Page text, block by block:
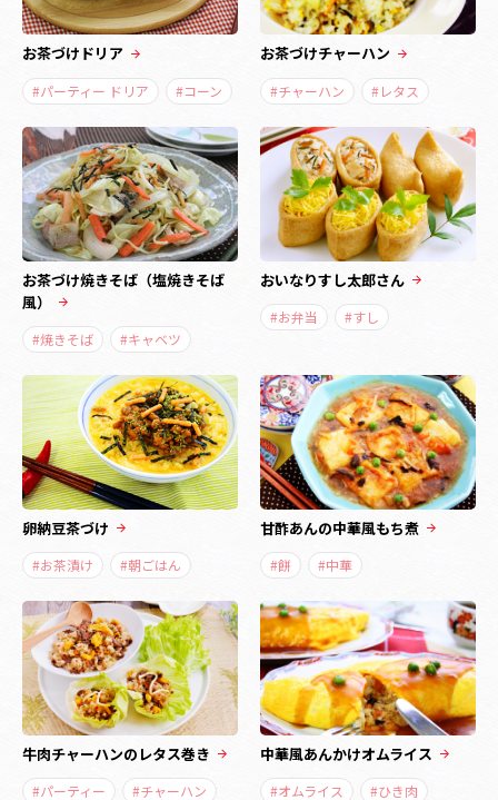
お茶づけドリア
#パーティー ドリア #コーン
お茶づけチャーハン
#チャーハン #レタス
お茶づけ焼きそば（塩焼きそば
風）
#焼きそば #キャベツ
おいなりすし太郎さん
#お弁当 #すし
卵納豆茶づけ
#お茶漬け #朝ごはん
甘酢あんの中華風もち煮
#餅 #中華
牛肉チャーハンのレタス巻き
#パーティー #チャーハン
中華風あんかけオムライス
#オムライス #ひき肉